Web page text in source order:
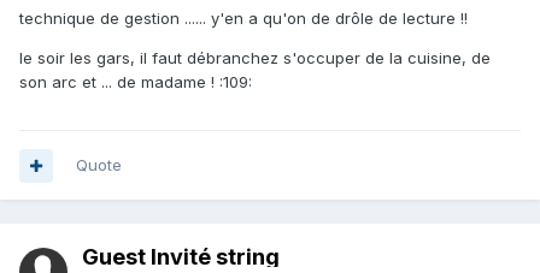
technique de gestion ...... y'en a qu'on de drôle de lecture !!
le soir les gars, il faut débranchez s'occuper de la cuisine, de
son arc et ... de madame ! :109:
Quote
Guest Invité string